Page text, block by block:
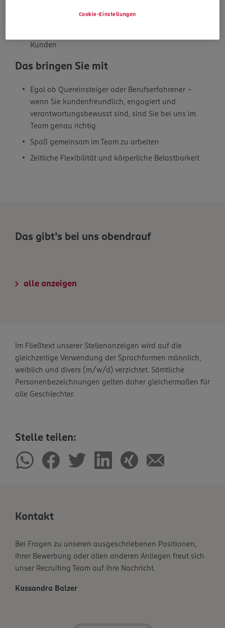
Kunden an der Kasse
Kunden
Das bringen Sie mit
Egal ob Quereinsteiger oder Berufserfahrener –
wenn Sie kundenfreundlich, engagiert und
verantwortungsbewusst sind, sind Sie bei uns im
Team genau richtig
Spaß gemeinsam im Team zu arbeiten
Zeitliche Flexibilität und körperliche Belastbarkeit
Das gibt’s bei uns obendrauf
alle anzeigen
Im Fließtext unserer Stellenanzeigen wird auf die
gleichzeitige Verwendung der Sprachformen männlich,
weiblich und divers (m/w/d) verzichtet. Sämtliche
Personenbezeichnungen gelten daher gleichermaßen für
alle Geschlechter.
Stelle teilen:
Kontakt
Bei Fragen zu unseren ausgeschriebenen Positionen,
Ihrer Bewerbung oder allen anderen Anliegen freut sich
unser Recruiting Team auf Ihre Nachricht.
Kassandra Balzer
Cookie-Einstellungen